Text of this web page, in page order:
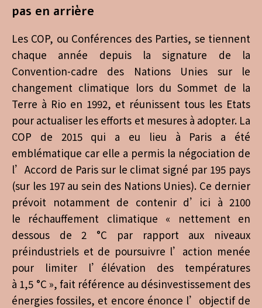
pas en arrière
Les COP, ou Conférences des Parties, se tiennent
chaque année depuis la signature de la
Convention-cadre des Nations Unies sur le
changement climatique lors du Sommet de la
Terre à Rio en 1992, et réunissent tous les Etats
pour actualiser les efforts et mesures à adopter. La
COP de 2015 qui a eu lieu à Paris a été
emblématique car elle a permis la négociation de
l’Accord de Paris sur le climat signé par 195 pays
(sur les 197 au sein des Nations Unies). Ce dernier
prévoit notamment de contenir d’ici à 2100
le réchauffement climatique « nettement en
dessous de 2 °C par rapport aux niveaux
préindustriels et de poursuivre l’action menée
pour limiter l’élévation des températures
à 1,5 °C », fait référence au désinvestissement des
énergies fossiles, et encore énonce l’objectif de